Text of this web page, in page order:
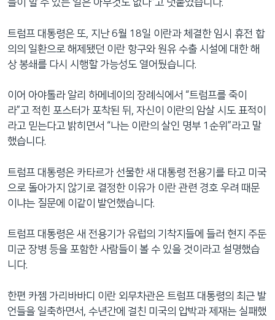
들이 할 수 있는 일은 아무것도 없다”고 덧붙였습니다.
트럼프 대통령은 또, 지난 6월 18일 이란과 체결한 임시 휴전 합
의의 일환으로 해제됐던 이란 항구와 원유 수출 시설에 대한 해
상 봉쇄를 다시 시행할 가능성도 열어뒀습니다.
이어 아야톨라 알리 하메네이의 장례식에서 “트럼프를 죽이
라”고 적힌 포스터가 포착된 뒤, 자신이 이란의 암살 시도 표적이
라고 믿는다고 밝히면서 “나는 이란의 살인 명부 1순위”라고 말
했습니다.
트럼프 대통령은 카타르가 선물한 새 대통령 전용기를 타고 미국
으로 돌아가지 않기로 결정한 이유가 이란 관련 경호 우려 때문
이냐는 질문에 이같이 발언했습니다.
트럼프 대통령은 새 전용기가 유럽의 기착지들에 들러 현지 주둔
미군 장병 등을 포함한 사람들이 볼 수 있을 것이라고 설명했습
니다.
한편 카젬 가리바바디 이란 외무차관은 트럼프 대통령의 최근 발
언들을 일축하면서, 수년간에 걸친 미국의 압박과 제재는 실패했